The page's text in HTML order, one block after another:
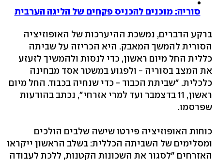
סוריה: מוכנים להכניס פקחים של הליגה הערבית
ברקע הדברים, נמשכת ההיערכות של האופוזיציה
הסורית להמשך המאבק. היא הכריזה על שביתה
כללית החל מיום ראשון, כדי לנסות ולהמשיך לזעזע
את המצב בסוריה - ולפגוע במשטר אסד מבחינה
כלכלית. "שביתת הכבוד - כדי שנחיה בכבוד. החל מיום
ראשון, 11 בדצמבר ועד למרי אזרחי", נכתב בהודעות
שפרסמו.
כוחות האופוזיציה פירטו שישה שלבים הולכים
ומסלימים של השביתה הכללית: בשלב הראשון ייקראו
האזרחים "לסגור את השכונות הקטנות, ללכת לעבודה